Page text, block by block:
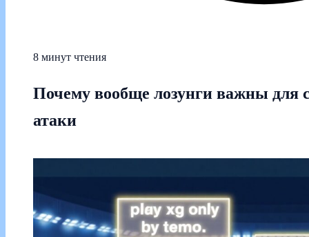
8 минут чтения
Почему вообще лозунги важны для
атаки